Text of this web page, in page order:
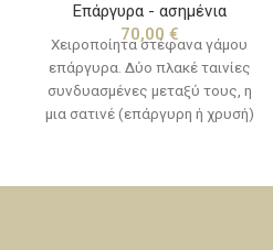
Επάργυρα - ασημένια
70,00 €
Χειροποίητα στέφανα γάμου
επάργυρα. Δύο πλακέ ταινίες
συνδυασμένες μεταξύ τους, η
μια σατινέ (επάργυρη ή χρυσή)
αμετάβλητα στο χρόνο και